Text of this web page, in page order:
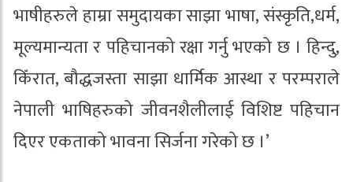
भाषीहरुले हाम्रा समुदायका साझा भाषा, संस्कृति,धर्म,
मूल्यमान्यता र पहिचानको रक्षा गर्नु भएको छ । हिन्दु,
किँरात, बौद्धजस्ता साझा धार्मिक आस्था र परम्पराले
नेपाली भाषिहरुको जीवनशैलीलाई विशिष्ट पहिचान
दिएर एकताको भावना सिर्जना गरेको छ ।’